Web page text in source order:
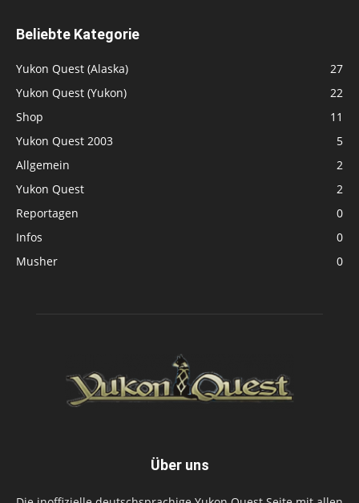
Beliebte Kategorie
Yukon Quest (Alaska)
27
Yukon Quest (Yukon)
22
Shop
11
Yukon Quest 2003
5
Allgemein
2
Yukon Quest
2
Reportagen
0
Infos
0
Musher
0
Über uns